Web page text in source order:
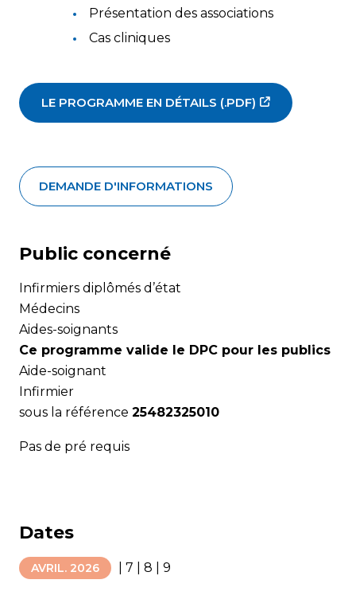
Présentation des associations
Cas cliniques
LE PROGRAMME EN DÉTAILS (.PDF)
DEMANDE D'INFORMATIONS
Public concerné
Infirmiers diplômés d’état
Médecins
Aides-soignants
Ce programme valide le DPC pour les publics
Aide-soignant
Infirmier
sous la référence 25482325010
Pas de pré requis
Dates
AVRIL. 2026 7 8 9